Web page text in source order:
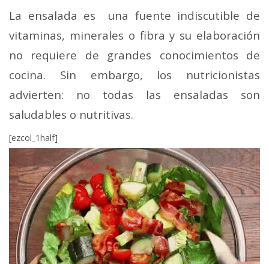
La ensalada es una fuente indiscutible de
vitaminas, minerales o fibra y su elaboración
no requiere de grandes conocimientos de
cocina. Sin embargo, los nutricionistas
advierten: no todas las ensaladas son
saludables o nutritivas.
[ezcol_1half]